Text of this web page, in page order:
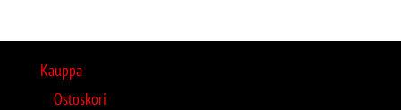
Kauppa
Ostoskori